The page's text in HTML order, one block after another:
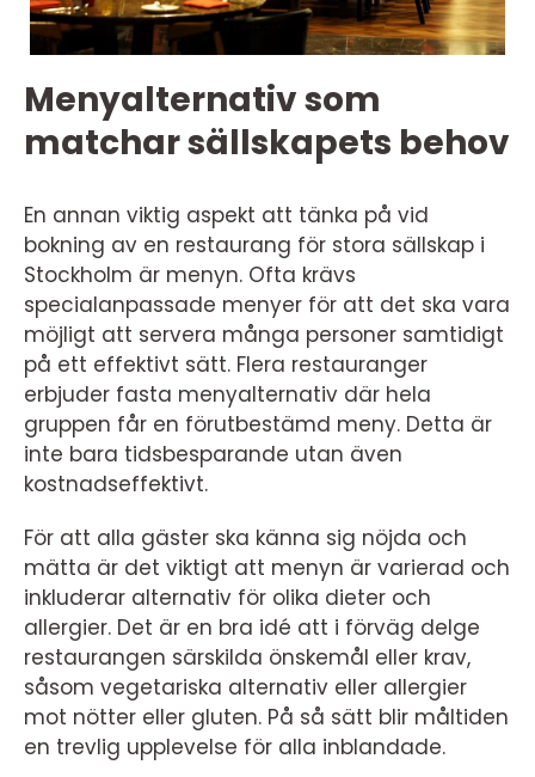
Menyalternativ som
matchar sällskapets behov
En annan viktig aspekt att tänka på vid
bokning av en restaurang för stora sällskap i
Stockholm är menyn. Ofta krävs
specialanpassade menyer för att det ska vara
möjligt att servera många personer samtidigt
på ett effektivt sätt. Flera restauranger
erbjuder fasta menyalternativ där hela
gruppen får en förutbestämd meny. Detta är
inte bara tidsbesparande utan även
kostnadseffektivt.
För att alla gäster ska känna sig nöjda och
mätta är det viktigt att menyn är varierad och
inkluderar alternativ för olika dieter och
allergier. Det är en bra idé att i förväg delge
restaurangen särskilda önskemål eller krav,
såsom vegetariska alternativ eller allergier
mot nötter eller gluten. På så sätt blir måltiden
en trevlig upplevelse för alla inblandade.